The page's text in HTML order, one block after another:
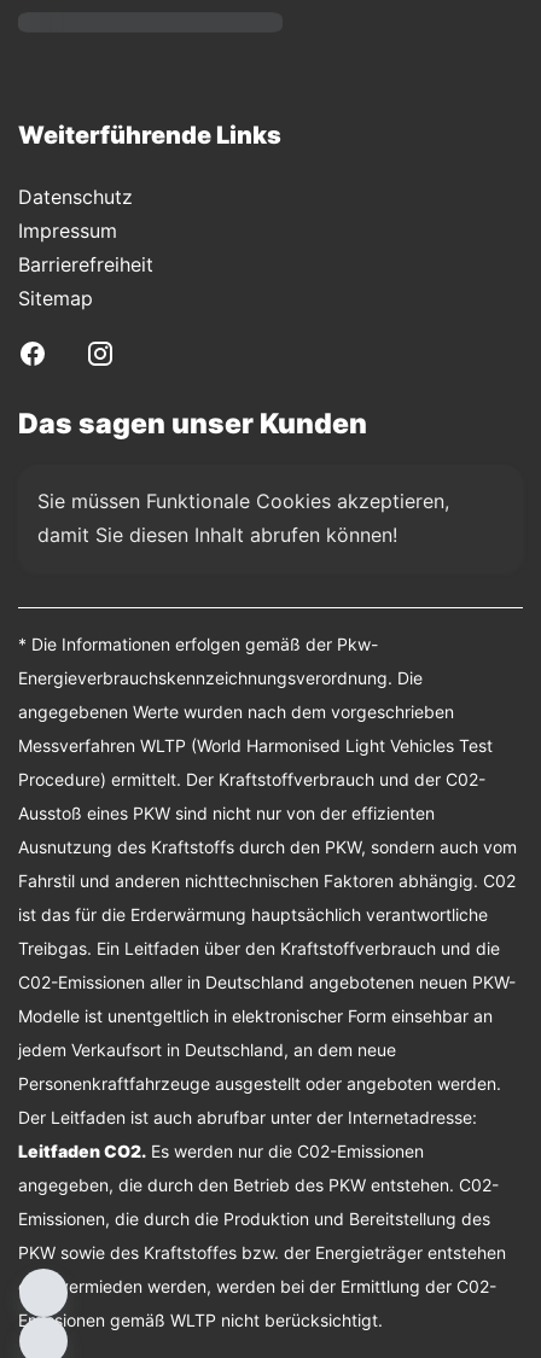
Weiterführende Links
Datenschutz
Impressum
Barrierefreiheit
Sitemap
Das sagen unser Kunden
Sie müssen Funktionale Cookies akzeptieren,
damit Sie diesen Inhalt abrufen können!
* Die Informationen erfolgen gemäß der Pkw-
Energieverbrauchskennzeichnungsverordnung. Die
angegebenen Werte wurden nach dem vorgeschrieben
Messverfahren WLTP (World Harmonised Light Vehicles Test
Procedure) ermittelt. Der Kraftstoffverbrauch und der C02-
Ausstoß eines PKW sind nicht nur von der effizienten
Ausnutzung des Kraftstoffs durch den PKW, sondern auch vom
Fahrstil und anderen nichttechnischen Faktoren abhängig. C02
ist das für die Erderwärmung hauptsächlich verantwortliche
Treibgas. Ein Leitfaden über den Kraftstoffverbrauch und die
C02-Emissionen aller in Deutschland angebotenen neuen PKW-
Modelle ist unentgeltlich in elektronischer Form einsehbar an
jedem Verkaufsort in Deutschland, an dem neue
Personenkraftfahrzeuge ausgestellt oder angeboten werden.
Der Leitfaden ist auch abrufbar unter der Internetadresse:
Leitfaden CO2. Es werden nur die C02-Emissionen
angegeben, die durch den Betrieb des PKW entstehen. C02-
Emissionen, die durch die Produktion und Bereitstellung des
PKW sowie des Kraftstoffes bzw. der Energieträger entstehen
oder vermieden werden, werden bei der Ermittlung der C02-
Emissionen gemäß WLTP nicht berücksichtigt.